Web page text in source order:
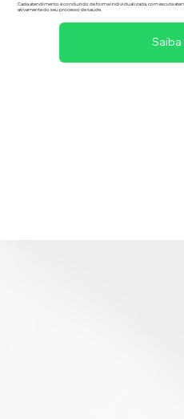
Cada atendimento é conduzido de forma individualizada, com escuta
ativamente do seu processo de saúde.
Saiba